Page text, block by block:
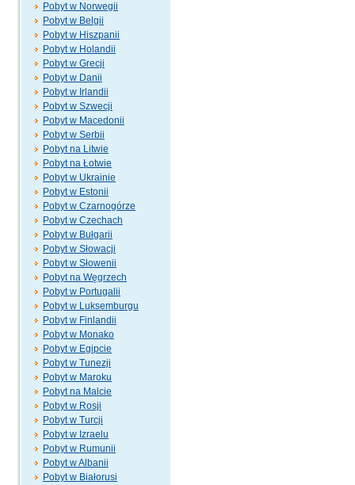
Pobyt w Norwegii
Pobyt w Belgii
Pobyt w Hiszpanii
Pobyt w Holandii
Pobyt w Grecji
Pobyt w Danii
Pobyt w Irlandii
Pobyt w Szwecji
Pobyt w Macedonii
Pobyt w Serbii
Pobyt na Litwie
Pobyt na Łotwie
Pobyt w Ukrainie
Pobyt w Estonii
Pobyt w Czarnogórze
Pobyt w Czechach
Pobyt w Bułgarii
Pobyt w Słowacji
Pobyt w Słowenii
Pobyt na Węgrzech
Pobyt w Portugalii
Pobyt w Luksemburgu
Pobyt w Finlandii
Pobyt w Monako
Pobyt w Egipcie
Pobyt w Tunezji
Pobyt w Maroku
Pobyt na Malcie
Pobyt w Rosji
Pobyt w Turcji
Pobyt w Izraelu
Pobyt w Rumunii
Pobyt w Albanii
Pobyt w Białorusi